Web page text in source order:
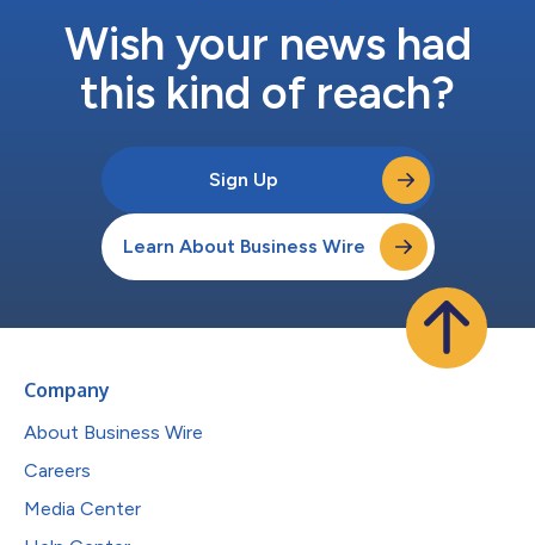
Wish your news had
this kind of reach?
Sign Up
Learn About Business Wire
Company
About Business Wire
Careers
Media Center